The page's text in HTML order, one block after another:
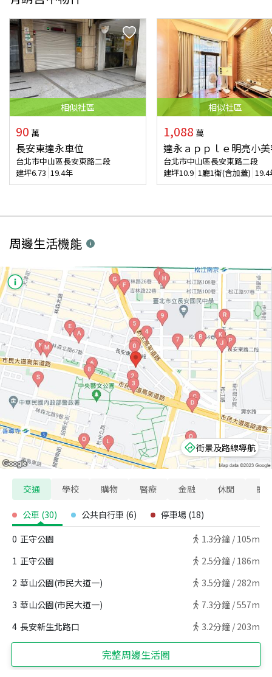
相似社區
90 萬
長安東達永車位
台北市中山區長安東路二段
建坪6.73 19.4年
相似社區
1,088 萬
達永ａｐｐｌｅ明亮小
台北市中山區長安東路二段
建坪10.9 1廳1衛(含加蓋) 19.4
周邊生活機能
街景及路線導航
交通 學校 購物 醫療 金融 休閒 寵
公車 (30) 公共自行車 (6) 停車場 (18)
0 正守公園 1.3分鐘 / 105m
1 正守公園 2.5分鐘 / 186m
2 華山公園(市民大道一) 3.5分鐘 / 282m
3 華山公園(市民大道一) 7.3分鐘 /557m
4 長安新生北路口 3.2分鐘 / 203m
完整周邊生活圈